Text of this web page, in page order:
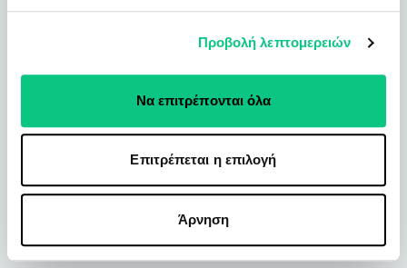
Προβολή λεπτομερειών
Να επιτρέπονται όλα
Επιτρέπεται η επιλογή
Άρνηση